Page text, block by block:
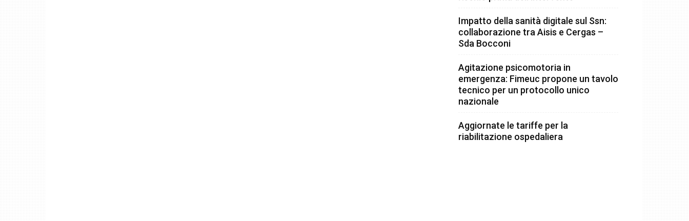
Impatto della sanità digitale sul Ssn:
collaborazione tra Aisis e Cergas –
Sda Bocconi
Agitazione psicomotoria in
emergenza: Fimeuc propone un tavolo
tecnico per un protocollo unico
nazionale
Aggiornate le tariffe per la
riabilitazione ospedaliera